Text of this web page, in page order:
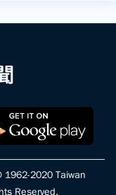
2020 Taiwan
Reserved.